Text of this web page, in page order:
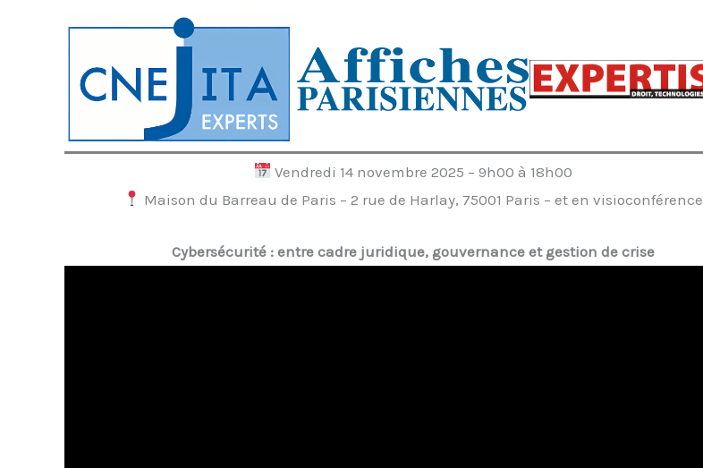
Vendredi 14 novembre 2025 – 9h00 à 18h00
Maison du Barreau de Paris – 2 rue de Harlay, 75001 Paris – et en visioconférence
Cybersécurité : entre cadre juridique, gouvernance et gestion de crise